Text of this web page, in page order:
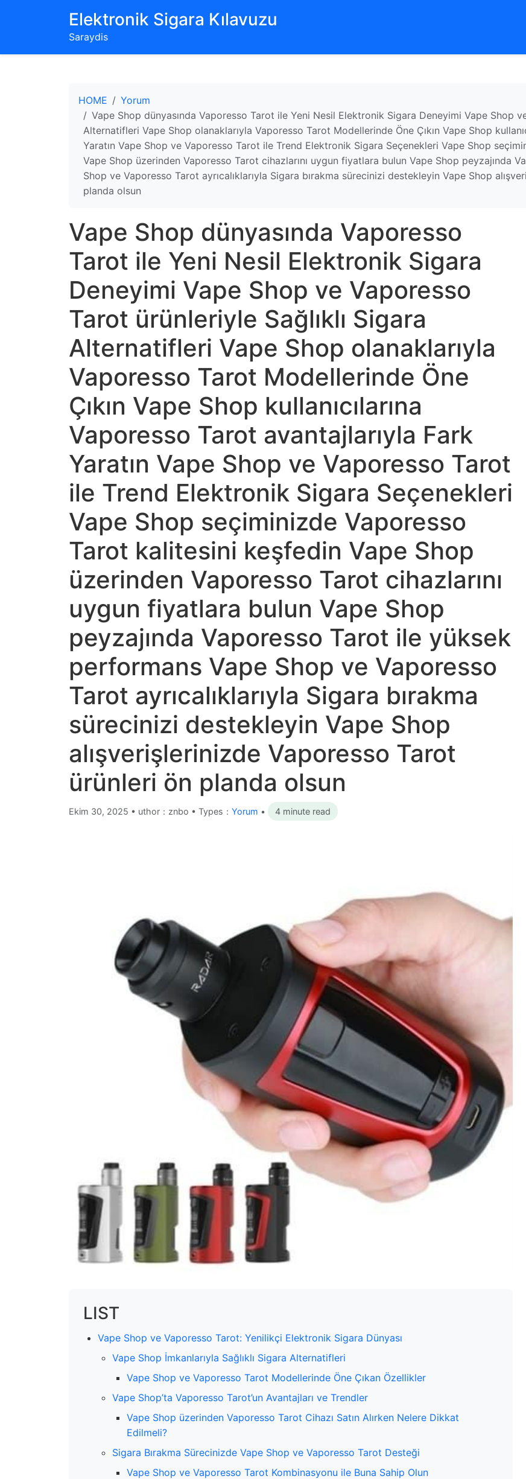
‌Elektronik Sigara Kılavuzu‌
Saraydis
HOME
Yorum
Vape Shop dünyasında Vaporesso Tarot ile Yeni Nesil Elektronik Sigara Deneyimi Vape Shop
Alternatifleri Vape Shop olanaklarıyla Vaporesso Tarot Modellerinde Öne Çıkın Vape Shop
Yaratın Vape Shop ve Vaporesso Tarot ile Trend Elektronik Sigara Seçenekleri Vape Shop
Vape Shop üzerinden Vaporesso Tarot cihazlarını uygun fiyatlara bulun Vape Shop peyzajında
Shop ve Vaporesso Tarot ayrıcalıklarıyla Sigara bırakma sürecinizi destekleyin Vape Shop
planda olsun
Vape Shop dünyasında Vaporesso
Tarot ile Yeni Nesil Elektronik Sigara
Deneyimi Vape Shop ve Vaporesso
Tarot ürünleriyle Sağlıklı Sigara
Alternatifleri Vape Shop olanaklarıyla
Vaporesso Tarot Modellerinde Öne
Çıkın Vape Shop kullanıcılarına
Vaporesso Tarot avantajlarıyla Fark
Yaratın Vape Shop ve Vaporesso Tarot
ile Trend Elektronik Sigara Seçenekleri
Vape Shop seçiminizde Vaporesso
Tarot kalitesini keşfedin Vape Shop
üzerinden Vaporesso Tarot cihazlarını
uygun fiyatlara bulun Vape Shop
peyzajında Vaporesso Tarot ile yüksek
performans Vape Shop ve Vaporesso
Tarot ayrıcalıklarıyla Sigara bırakma
sürecinizi destekleyin Vape Shop
alışverişlerinizde Vaporesso Tarot
ürünleri ön planda olsun
Ekim 30, 2025 • uthor：znbo • Types： Yorum • 4 minute read
LIST
Vape Shop ve Vaporesso Tarot: Yenilikçi Elektronik Sigara Dünyası
Vape Shop İmkanlarıyla Sağlıklı Sigara Alternatifleri
Vape Shop ve Vaporesso Tarot Modellerinde Öne Çıkan Özellikler
Vape Shop’ta Vaporesso Tarot’un Avantajları ve Trendler
Vape Shop üzerinden Vaporesso Tarot Cihazı Satın Alırken Nelere Dikkat
Edilmeli?
Sigara Bırakma Sürecinizde Vape Shop ve Vaporesso Tarot Desteği
Vape Shop ve Vaporesso Tarot Kombinasyonu ile Buna Sahip Olun